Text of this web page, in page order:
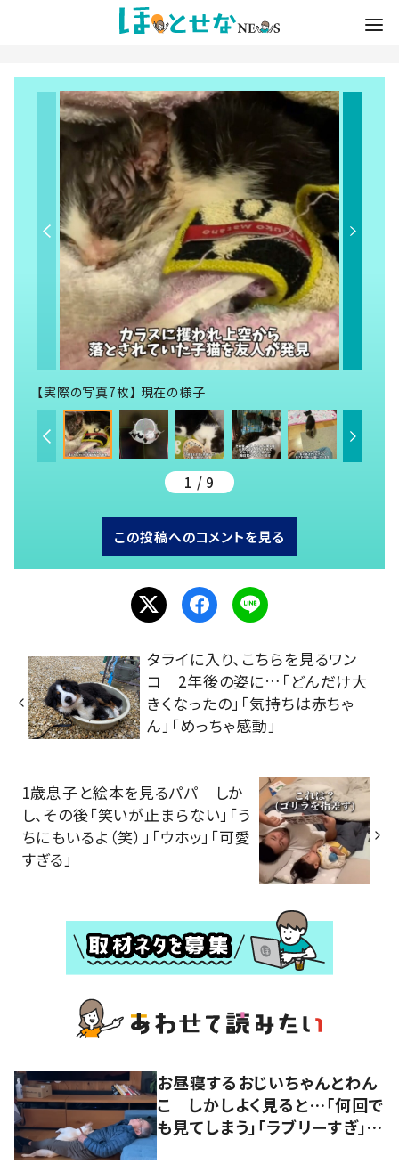
【実際の写真7枚】 現在の様子
1 / 9
この投稿へのコメントを見る
タライに入り、こちらを見るワン
コ 2年後の姿に…「どんだけ大
きくなったの」「気持ちは赤ちゃ
ん」「めっちゃ感動」
1歳息子と絵本を見るパパ しか
し、その後「笑いが止まらない」「う
ちにもいるよ（笑）」「ウホッ」「可愛
すぎる」
お昼寝するおじいちゃんとわん
こ しかしよく見ると…「何回で
も見てしまう」「ラブリーすぎ」の